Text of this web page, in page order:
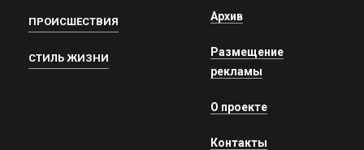
ПРОИСШЕСТВИЯ
СТИЛЬ ЖИЗНИ
Архив
Размещение
рекламы
О проекте
Контакты